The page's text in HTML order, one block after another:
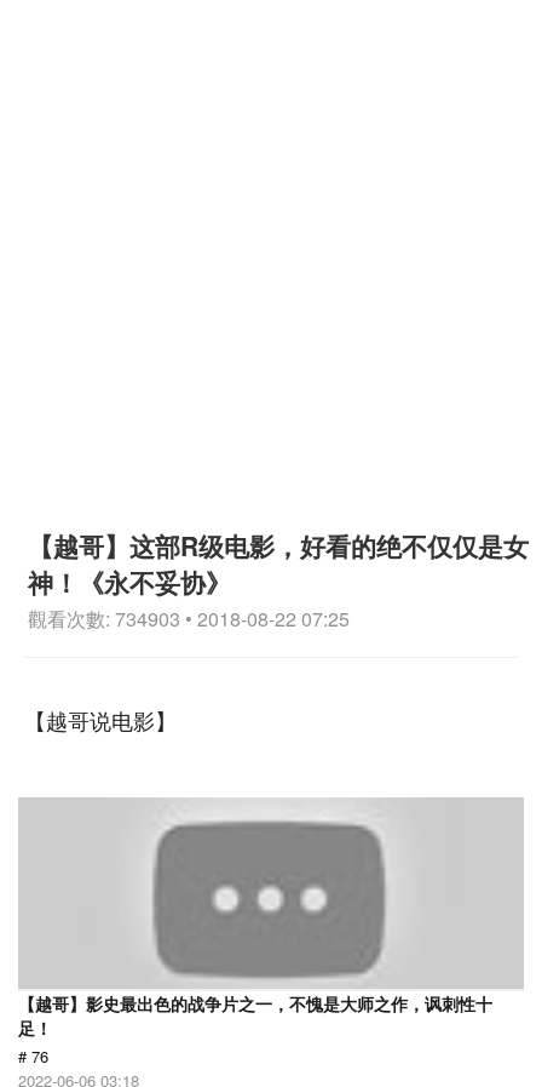
【越哥】这部R级电影，好看的绝不仅仅是女
神！《永不妥协》
觀看次數: 734903 • 2018-08-22 07:25
【越哥说电影】
【越哥】影史最出色的战争片之一，不愧是大师之作，讽刺性十
足！
# 76
2022-06-06 03:18